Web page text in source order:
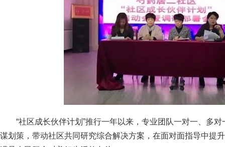
“社区成长伙伴计划”推行一年以来，专业团队一对一、多
谋划策，带动社区共同研究综合解决方案，在面对面指导中提